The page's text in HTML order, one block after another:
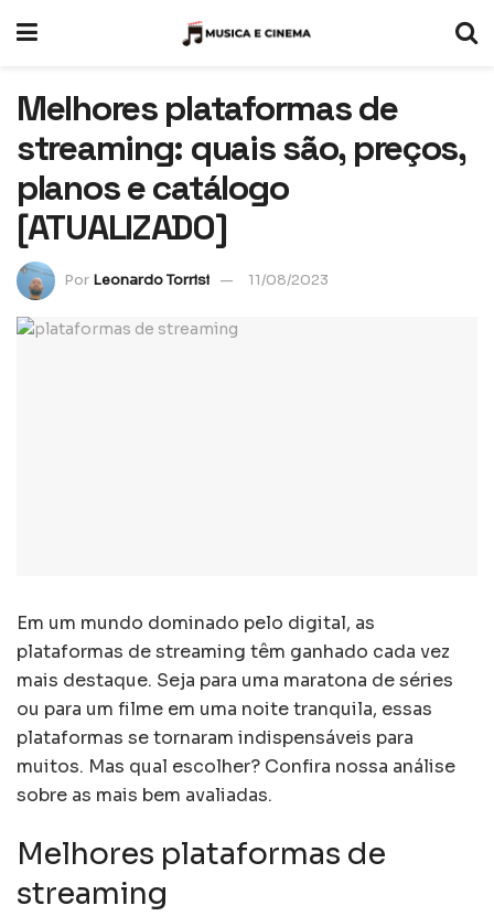
Melhores plataformas de
streaming: quais são, preços,
planos e catálogo
[ATUALIZADO]
Por Leonardo Torrisi 11/08/2023
Em um mundo dominado pelo digital, as
plataformas de streaming têm ganhado cada vez
mais destaque. Seja para uma maratona de séries
ou para um filme em uma noite tranquila, essas
plataformas se tornaram indispensáveis para
muitos. Mas qual escolher? Confira nossa análise
sobre as mais bem avaliadas.
Melhores plataformas de
streaming